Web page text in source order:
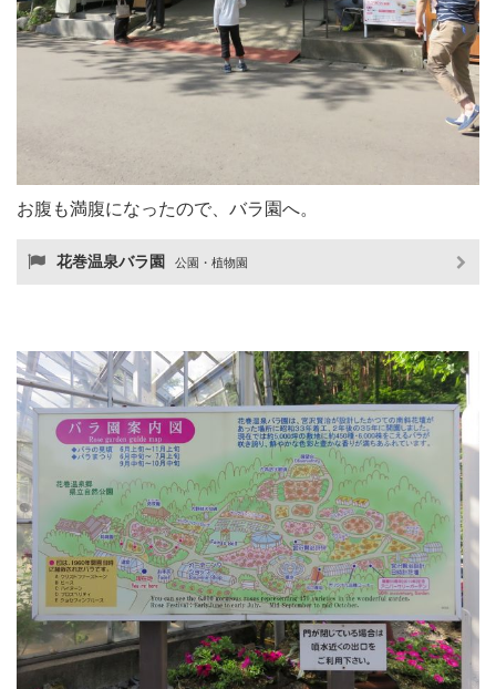
お腹も満腹になったので、バラ園へ。
花巻温泉バラ園 公園・植物園